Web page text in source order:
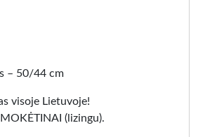
– 50/44 cm
visoje Lietuvoje!
(lizingu).